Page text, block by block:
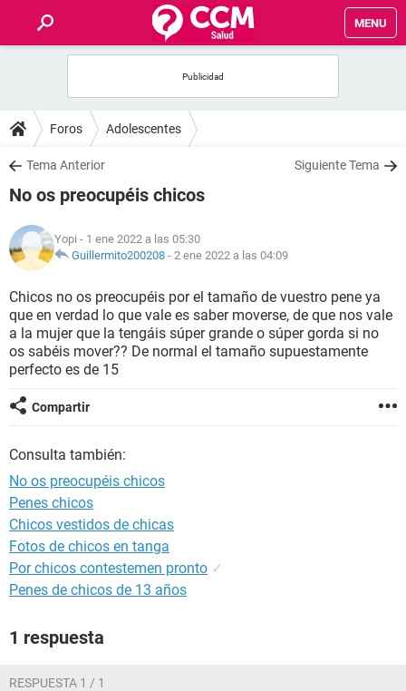
MENU
FOROS
SALUD
NUTRICIÓN
BIENESTAR
SEXUALIDAD
GLOSARIO
Foros Adolescentes
Tema Anterior Siguiente Tema
No os preocupéis chicos
Yopi - 1 ene 2022 a las 05:30
Guillermito200208 - 2 ene 2022 a las 04:09
Chicos no os preocupéis por el tamaño de vuestro pene ya
que en verdad lo que vale es saber moverse, de que nos vale
a la mujer que la tengáis súper grande o súper gorda si no
os sabéis mover?? De normal el tamaño supuestamente
perfecto es de 15
Compartir
Consulta también:
No os preocupéis chicos
Penes chicos
Chicos vestidos de chicas
Fotos de chicos en tanga
Por chicos contestemen pronto ✓
Penes de chicos de 13 años
1 respuesta
RESPUESTA 1 / 1